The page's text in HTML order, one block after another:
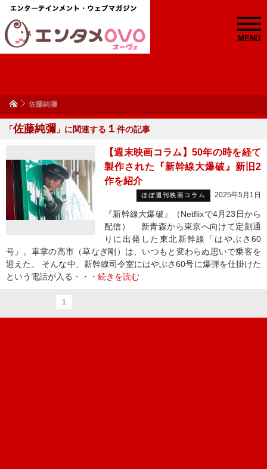
MENU
佐藤純彌
「佐藤純彌 」に関連する １ 件の記事
【週末映画コラム】50年の時を経て
製作された『新幹線大爆破』新旧2
作を紹介
ほぼ週刊映画コラム 2025年5月1日
『新幹線大爆破』（Netflixで4月23日から
配信） 新青森から東京へ向けて定刻通
りに出発した東北新幹線「はやぶさ60
号」。車掌の高市（草なぎ剛）は、いつもと変わらぬ思いで乗客を
迎えた。 そんな中、新幹線司令室にはやぶさ60号に爆弾を仕掛けた
という電話が入る・・・ 続きを読む
1